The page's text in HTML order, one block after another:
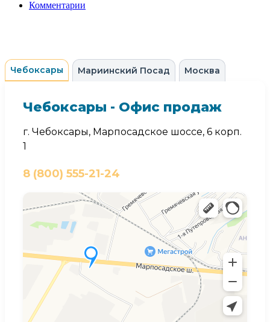
Комментарии
Чебоксары Мариинский Посад Москва
Чебоксары - Офис продаж
г. Чебоксары, Марпосадское шоссе, 6 корп.
1
8 (800) 555-21-24